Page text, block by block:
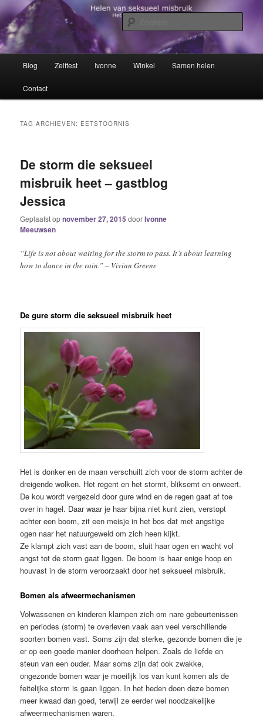
Spring
naar
de
primaire
inhoud
Spring
naar
de
secundaire
inhoudHelen van seksueel misbruik
Het trauma voorbij!
Blog Zelftest Ivonne Winkel Samen helen
Contact
TAG ARCHIEVEN: EETSTOORNIS
De storm die seksueel
misbruik heet – gastblog
Jessica
Geplaatst opnovember 27, 2015 doorIvonne
Meeuwsen
“Life is not about waiting for the storm to pass. It’s about learning
how to dance in the rain.” – Vivian Greene
De gure storm die seksueel misbruik heet
Het is donker en de maan verschuilt zich voor de storm achter de
dreigende wolken. Het regent en het stormt, bliksemt en onweert.
De kou wordt vergezeld door gure wind en de regen gaat af toe
over in hagel. Daar waar je haar bijna niet kunt zien, verstopt
achter een boom, zit een meisje in het bos dat met angstige
ogen naar het natuurgeweld om zich heen kijkt.
Ze klampt zich vast aan de boom, sluit haar ogen en wacht vol
angst tot de storm gaat liggen. De boom is haar enige hoop en
houvast in de storm veroorzaakt door het seksueel misbruik.
Bomen als afweermechanismen
Volwassenen en kinderen klampen zich om nare gebeurtenissen
en periodes (storm) te overleven vaak aan veel verschillende
soorten bomen vast. Soms zijn dat sterke, gezonde bomen die je
er op een goede manier doorheen helpen. Zoals de liefde en
steun van een ouder. Maar soms zijn dat ook zwakke,
ongezonde bomen waar je moeilijk los van kunt komen als de
feitelijke storm is gaan liggen. In het heden doen deze bomen
meer kwaad dan goed, terwijl ze eerder wel noodzakelijke
afweermechanismen waren.